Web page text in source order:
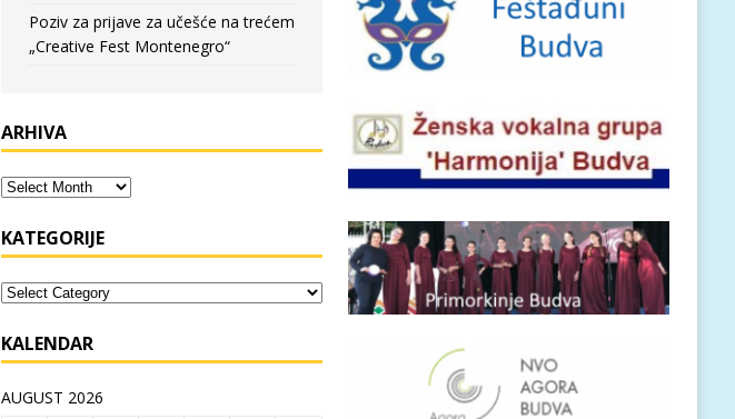
Poziv za prijave za učešće na trećem
„Creative Fest Montenegro“
ARHIVA
KATEGORIJE
KALENDAR
AUGUST 2026